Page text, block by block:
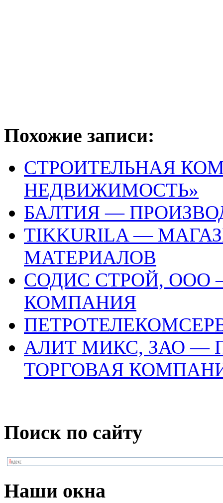
Похожие записи:
СТРОИТЕЛЬНАЯ
НЕДВИЖИМОСТЬ»
БАЛТИЯ —
TIKKURILA —
МАТЕРИАЛОВ
СОДИС СТРОЙ, ООО
КОМПАНИЯ
АЛИТ МИКС, ЗАО —
ТОРГОВАЯ
Поиск по сайту
Наши окна